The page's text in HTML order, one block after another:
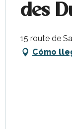
des
15 route de
Cómo